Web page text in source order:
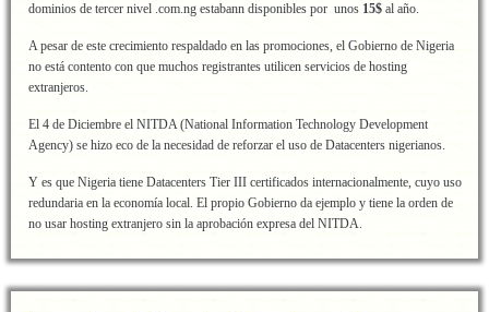
dominios de tercer nivel .com.ng estabann disponibles por unos 15$ al año.
A pesar de este crecimiento respaldado en las promociones, el Gobierno de Nigeria
no está contento con que muchos registrantes utilicen servicios de hosting
extranjeros.
El 4 de Diciembre el NITDA (National Information Technology Development
Agency) se hizo eco de la necesidad de reforzar el uso de Datacenters nigerianos.
Y es que Nigeria tiene Datacenters Tier III certificados internacionalmente, cuyo uso
redundaria en la economía local. El propio Gobierno da ejemplo y tiene la orden de
no usar hosting extranjero sin la aprobación expresa del NITDA.